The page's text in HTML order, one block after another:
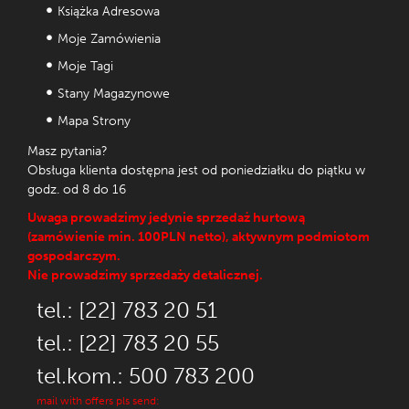
Książka Adresowa
Moje Zamówienia
Moje Tagi
Stany Magazynowe
Mapa Strony
Masz pytania?
Obsługa klienta dostępna jest od poniedziałku do piątku w
godz. od 8 do 16
Uwaga prowadzimy jedynie sprzedaż hurtową
(zamówienie min. 100PLN netto), aktywnym podmiotom
gospodarczym.
Nie prowadzimy sprzedaży detalicznej.
tel.: [22] 783 20 51
tel.: [22] 783 20 55
tel.kom.: 500 783 200
mail with offers pls send: